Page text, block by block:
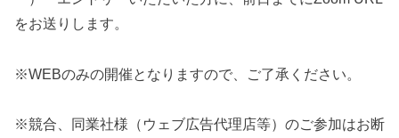
をお送りします。
※WEBのみの開催となりますので、ご了承ください。
※競合、同業社様（ウェブ広告代理店等）のご参加はお断